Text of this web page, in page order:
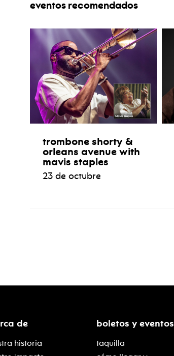
eventos recomendados
trombone shorty &
orleans avenue with
mavis staples
23 de octubre
de
historia
boletos y eventos
taquilla